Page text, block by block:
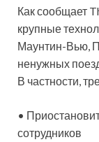
Как сообщает
крупные
Маунтин-Вью,
ненужных
В частности,
•
сотрудников